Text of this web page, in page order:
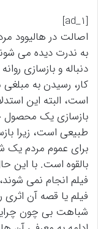
[ad_1]
اصالت در هالیوود
به ندرت دیده می
دنباله و بازسازی
است، البته این
بازسازی یک محصول
طبیعی است، زیرا
برای عموم مردم یک
بالقوه است. با این
فیلم انجام نمی
فیلم یا قصه آن
شباهت بی چون